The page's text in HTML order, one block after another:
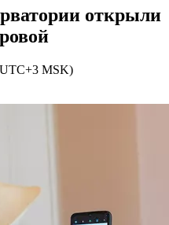
открыли
MSK)